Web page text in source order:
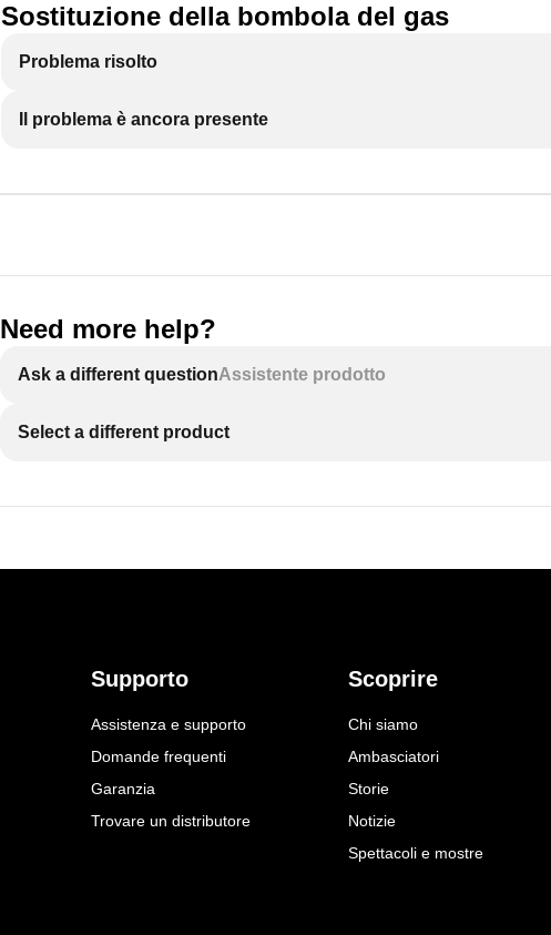
Sostituzione della bombola del gas
Problema risolto
Il problema è ancora presente
Need more help?
Ask a different questionAssistente prodotto
Select a different product
Supporto
Assistenza e supporto
Domande frequenti
Garanzia
Trovare un distributore
Scoprire
Chi siamo
Ambasciatori
Storie
Notizie
Spettacoli e mostre